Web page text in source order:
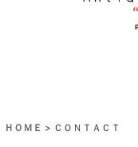
ＨＯＭＥ > ＣＯＮＴＡＣＴ